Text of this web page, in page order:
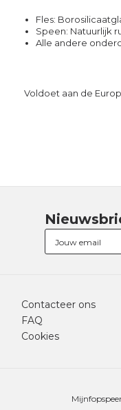
Fles:
Speen: Natuurlijk
Alle andere
Voldoet aan de
Contacteer ons
FAQ
Cookies